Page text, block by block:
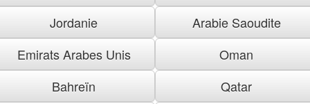
Jordanie
Arabie Saoudite
Emirats Arabes Unis
Oman
Bahreïn
Qatar